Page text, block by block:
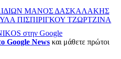
ΜΑΝΟΣ ΔΑΣΚΑΛΑΚΗΣ
ΠΙΣΠΙΡΙΓΚΟΥ ΤΖΩΡΤΖΙΝΑ
στην Google
Google News και μάθετε πρώτοι